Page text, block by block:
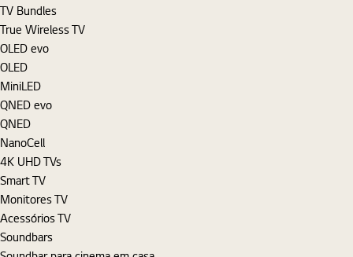
TV Bundles
True Wireless TV
OLED evo
OLED
MiniLED
QNED evo
QNED
NanoCell
4K UHD TVs
Smart TV
Monitores TV
Acessórios TV
Soundbars